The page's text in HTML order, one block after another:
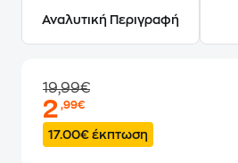
Αναλυτική Περιγραφή
19,99€
2,99€
17.00€ έκπτωση